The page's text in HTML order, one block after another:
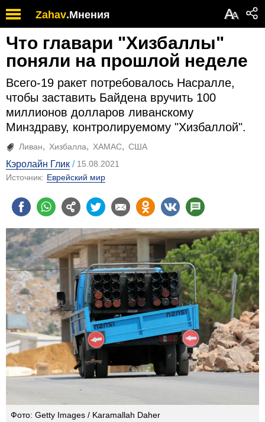
Zahav.Мнения АА
Что главари "Хизбаллы"
поняли на прошлой неделе
Всего-19 ракет потребовалось Насралле,
чтобы заставить Байдена вручить 100
миллионов долларов ливанскому
Минздраву, контролируемому "Хизбаллой".
Ливан Хизбалла ХАМАС США
Кэролайн Глик
15.08.2021
Источник: Еврейский мир
Фото: Getty Images / Karamallah Daher